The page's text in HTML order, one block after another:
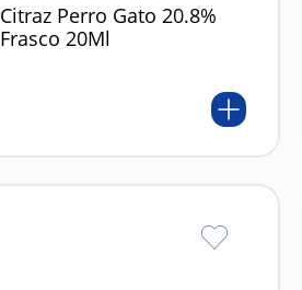
Citraz Perro Gato 20.8%
Frasco 20Ml